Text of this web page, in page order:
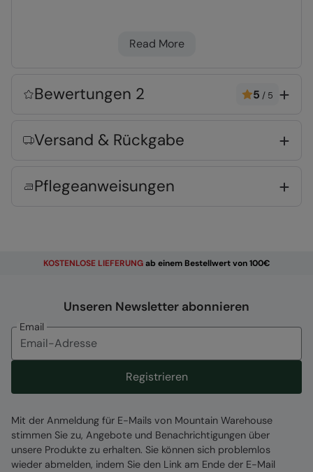
weggeleitet, damit Sie von Innen trocken
Material:
Mountain Warehouse Polska Spółka z Ograniczoną
Read More
Bewertungen 2 5 / 5
Versand & Rückgabe
Pflegeanweisungen
KOSTENLOSE LIEFERUNGab einem Bestellwert von 100€
Unseren Newsletter abonnieren
Email
Registrieren
Mit der Anmeldung für E-Mails von Mountain Warehouse
stimmen Sie zu, Angebote und Benachrichtigungen über
unsere Produkte zu erhalten. Sie können sich problemlos
wieder abmelden, indem Sie den Link am Ende der E-Mail